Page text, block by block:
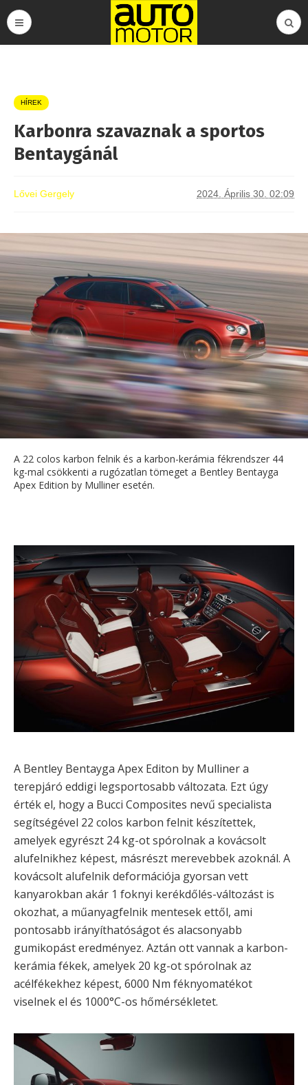
HÍREK
Karbonra szavaznak a sportos
Bentaygánál
Lővei Gergely 2024. Április 30. 02:09
A 22 colos karbon felnik és a karbon-kerámia fékrendszer 44
kg-mal csökkenti a rugózatlan tömeget a Bentley Bentayga
Apex Edition by Mulliner esetén.
A Bentley Bentayga Apex Editon by Mulliner a
terepjáró eddigi legsportosabb változata. Ezt úgy
érték el, hogy a Bucci Composites nevű specialista
segítségével 22 colos karbon felnit készítettek,
amelyek egyrészt 24 kg-ot spórolnak a kovácsolt
alufelnikhez képest, másrészt merevebbek azoknál. A
kovácsolt alufelnik deformációja gyorsan vett
kanyarokban akár 1 foknyi kerékdőlés-változást is
okozhat, a műanyagfelnik mentesek ettől, ami
pontosabb irányíthatóságot és alacsonyabb
gumikopást eredményez. Aztán ott vannak a karbon-
kerámia fékek, amelyek 20 kg-ot spórolnak az
acélfékekhez képest, 6000 Nm féknyomatékot
viselnek el és 1000°C-os hőmérsékletet.